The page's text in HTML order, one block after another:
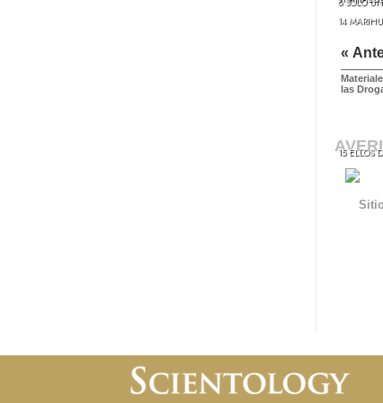
14
15 ELLOS
«
las